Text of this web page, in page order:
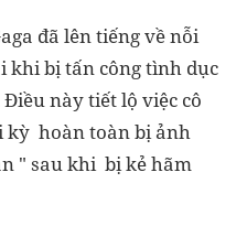
đã lên tiếng về nỗi
khi bị tấn công tình dục
này tiết lộ việc cô
kỳ hoàn toàn bị ảnh
" sau khi bị kẻ hãm